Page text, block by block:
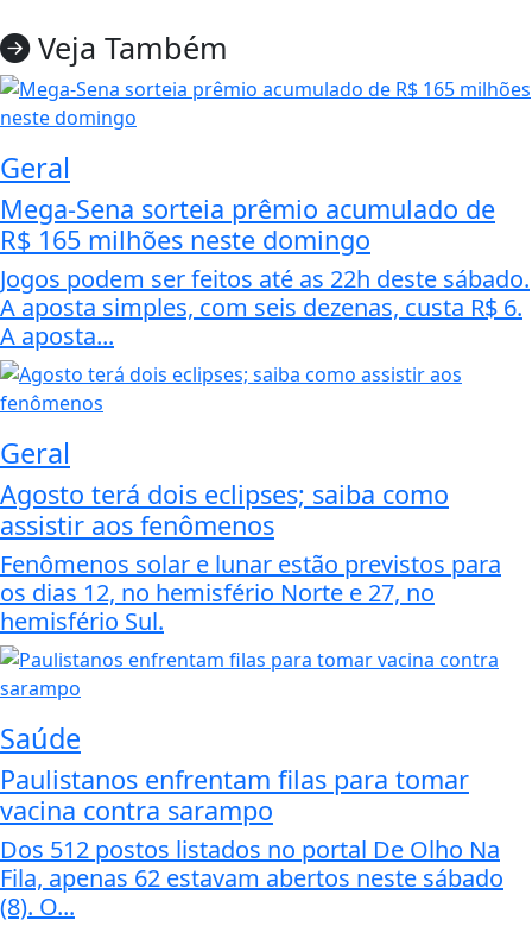
Veja Também
Geral
Mega-Sena sorteia prêmio acumulado de
R$ 165 milhões neste domingo
Jogos podem ser feitos até as 22h deste sábado.
A aposta simples, com seis dezenas, custa R$ 6.
A aposta...
Geral
Agosto terá dois eclipses; saiba como
assistir aos fenômenos
Fenômenos solar e lunar estão previstos para
os dias 12, no hemisfério Norte e 27, no
hemisfério Sul.
Saúde
Paulistanos enfrentam filas para tomar
vacina contra sarampo
Dos 512 postos listados no portal De Olho Na
Fila, apenas 62 estavam abertos neste sábado
(8). O...